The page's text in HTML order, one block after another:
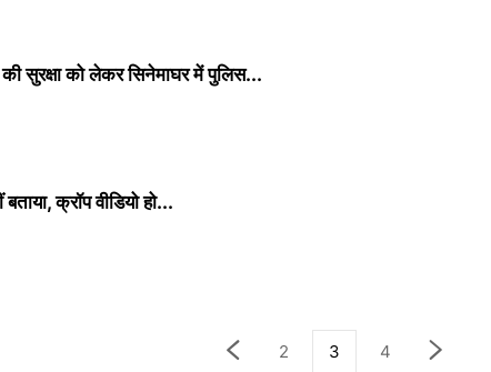
सुरक्षा को लेकर सिनेमाघर में पुलिस...
क्रॉप वीडियो हो...
2 3 4